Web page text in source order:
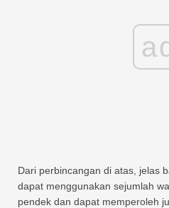
Dari perbincangan di atas, jelas
dapat menggunakan sejumlah
pendek dan dapat memperoleh